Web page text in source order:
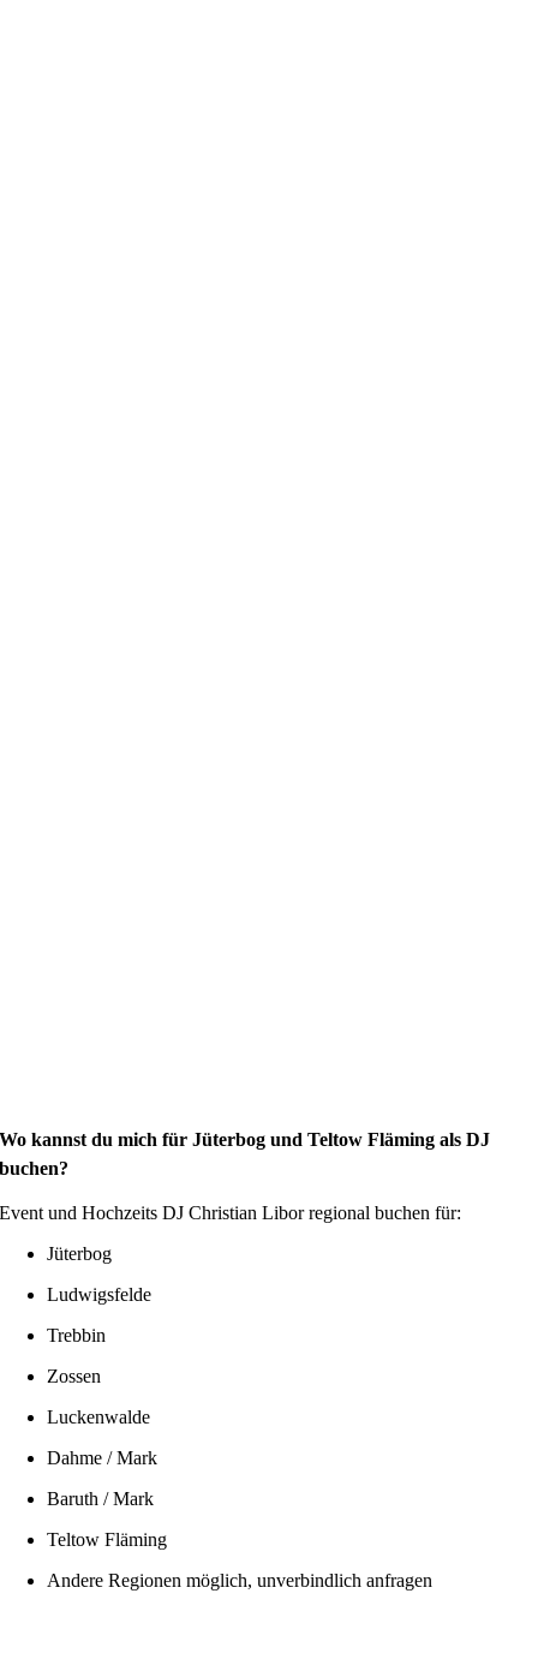
Wo kannst du mich für Jüterbog und Teltow Fläming als DJ
buchen?
Event und Hochzeits DJ Christian Libor regional buchen für:
Jüterbog
Ludwigsfelde
Trebbin
Zossen
Luckenwalde
Dahme / Mark
Baruth / Mark
Teltow Fläming
Andere Regionen möglich, unverbindlich anfragen